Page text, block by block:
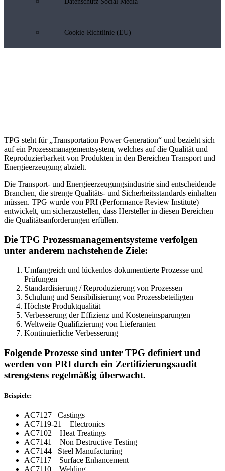
Cookie-Richtlinie (EU)
TPG steht für „Transportation Power Generation“ und bezieht sich
auf ein Prozessmanagementsystem, welches auf die Qualität und
Reproduzierbarkeit von Produkten in den Bereichen Transport und
Energieerzeugung abzielt.
Die Transport- und Energieerzeugungsindustrie sind entscheidende
Branchen, die strenge Qualitäts- und Sicherheitsstandards einhalten
müssen. TPG wurde von PRI (Performance Review Institute)
entwickelt, um sicherzustellen, dass Hersteller in diesen Bereichen
die Qualitätsanforderungen erfüllen.
Die TPG Prozessmanagementsysteme verfolgen
unter anderem nachstehende Ziele:
Umfangreich und lückenlos dokumentierte Prozesse und
Prüfungen
Standardisierung / Reproduzierung von Prozessen
Schulung und Sensibilisierung von Prozessbeteiligten
Höchste Produktqualität
Verbesserung der Effizienz und Kosteneinsparungen
Weltweite Qualifizierung von Lieferanten
Kontinuierliche Verbesserung
Folgende Prozesse sind unter TPG definiert und
werden von PRI durch ein Zertifizierungsaudit
strengstens regelmäßig überwacht.
Beispiele:
AC7127– Castings
AC7119-21 – Electronics
AC7102 – Heat Treatings
AC7141 – Non Destructive Testing
AC7144 –Steel Manufacturing
AC7117 – Surface Enhancement